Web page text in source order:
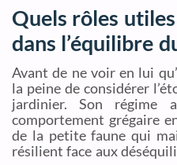
Quels rôles
dans l’équilibre
Avant de ne voir en lui
la peine de considérer
jardinier. Son régime
comportement grégaire
de la petite faune qui
résilient face aux